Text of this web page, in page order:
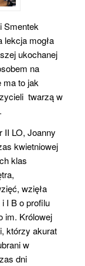
Smentek
lekcja mogła
ukochanej
na
ma to jak
twarzą w
II LO, Joanny
kwietniowej
klas
, wzięła
i I B o profilu
im. Królowej
którzy akurat
w
dni